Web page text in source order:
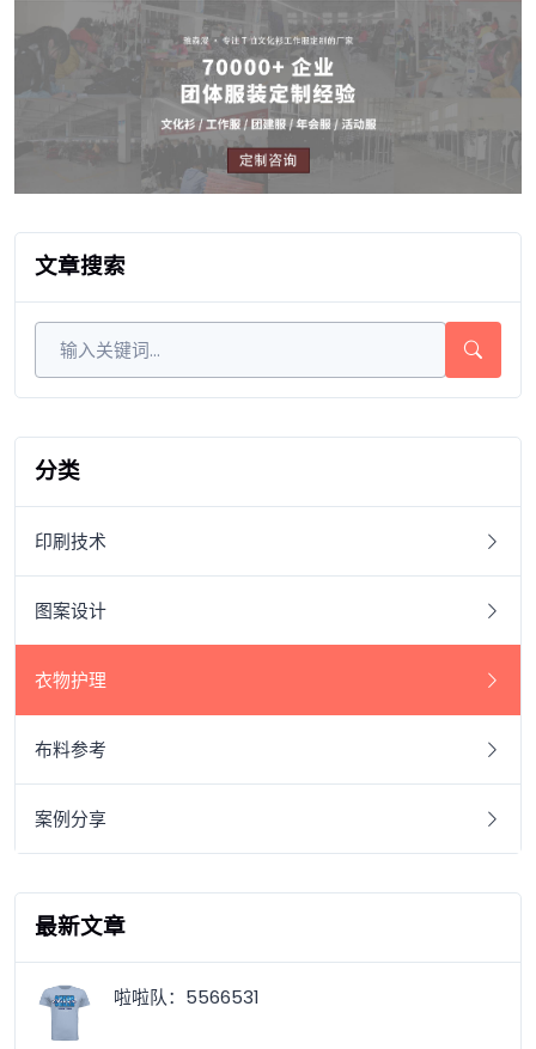
文章搜索
分类
印刷技术
图案设计
衣物护理
布料参考
案例分享
最新文章
啦啦队：5566531